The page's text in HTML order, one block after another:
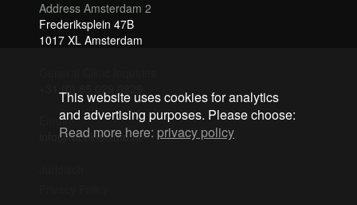
This website uses cookies for analytics
and advertising purposes. Please choose:
Read more here: privacy policy
Address Amsterdam 2
Frederiksplein 47B
1017 XL Amsterdam
+31 (0) 85 029 0829
Email
info@faceinstitute.nl